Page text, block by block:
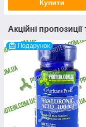
Купити
Акційні
Подарунок